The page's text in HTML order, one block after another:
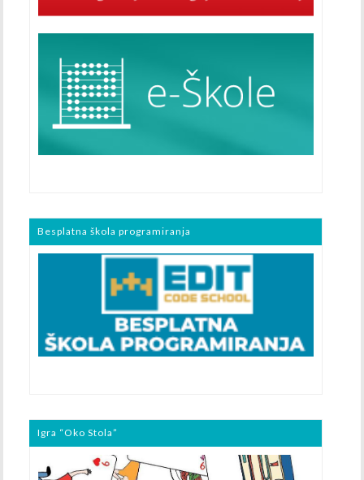
Besplatna škola programiranja
Igra “Oko Stola”